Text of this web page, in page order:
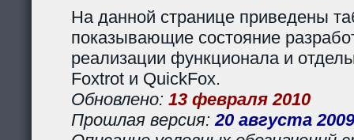
На данной странице приведены
показывающие состояние
реализации функционала и
Foxtrot и QuickFox.
Обновлено: 13 февраля 2010
Прошлая версия:20 августа 2009